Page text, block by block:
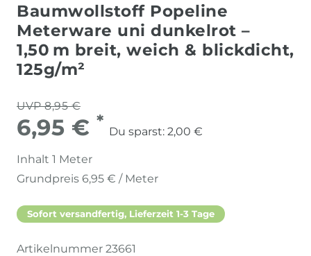
Baumwollstoff Popeline
Meterware uni dunkelrot –
1,50 m breit, weich & blickdicht,
125g/m²
UVP 8,95 €
6,95 € *
Du sparst: 2,00 €
Inhalt 1 Meter
Grundpreis 6,95 € / Meter
Sofort versandfertig, Lieferzeit 1-3 Tage
Artikelnummer 23661